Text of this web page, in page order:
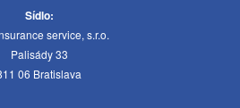
Sídlo:
service, s.r.o.
Palisády 33
06 Bratislava